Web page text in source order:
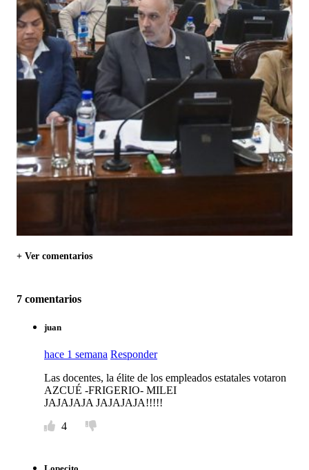
+ Ver comentarios
7 comentarios
juan
hace 1 semana Responder
Las docentes, la élite de los empleados estatales votaron
AZCUÉ -FRIGERIO- MILEI
JAJAJAJA JAJAJAJA!!!!!
4